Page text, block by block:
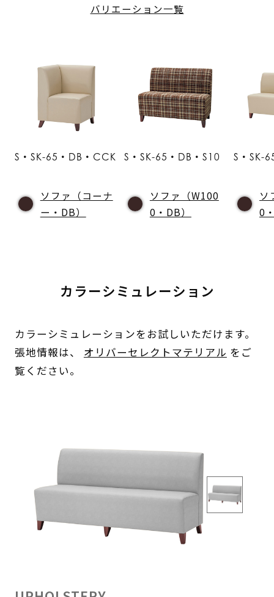
バリエーション一覧
S・SK-65・DB・CCK
ソファ（コーナ
ー・DB）
S・SK-65・DB・S10
ソファ（W100
0・DB）
S・SK-
ソ
0
カラーシミュレーション
カラーシミュレーションをお試しいただけます。
張地情報は、 オリバーセレクトマテリアル をご
覧ください。